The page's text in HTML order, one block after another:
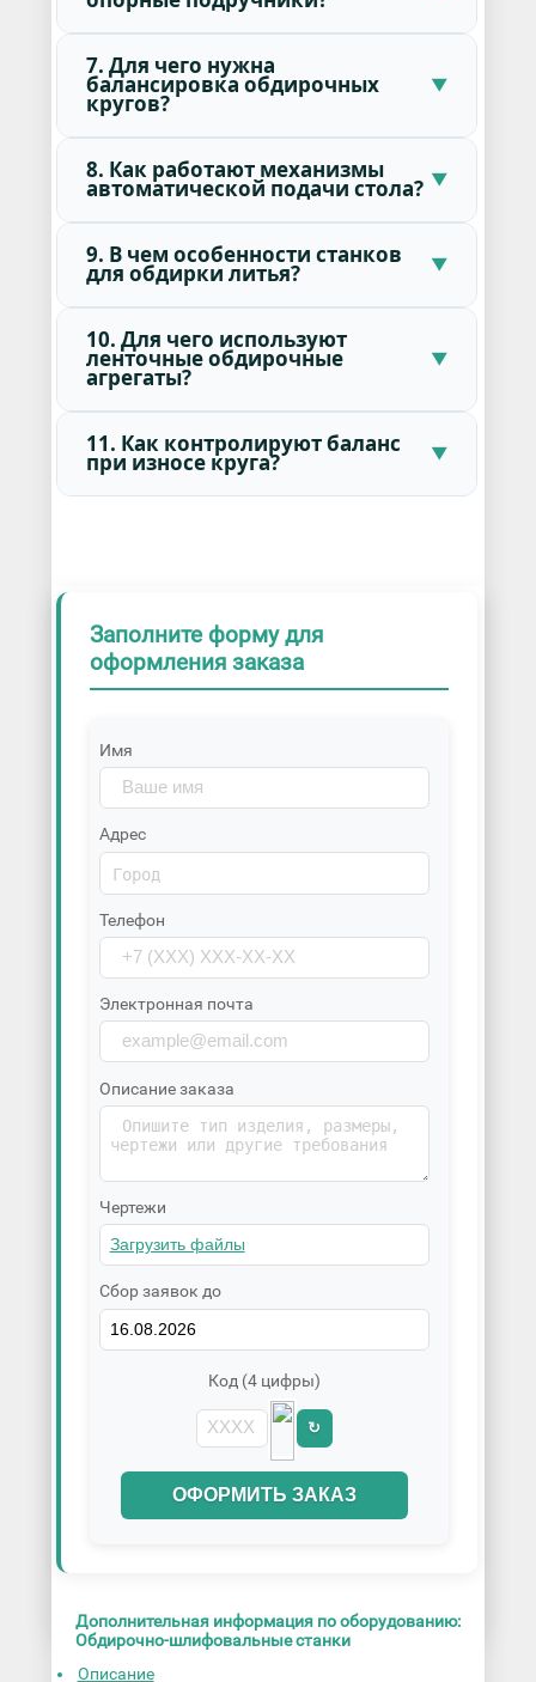
7. Для чего нужна
балансировка обдирочных
кругов?
8. Как работают механизмы
автоматической подачи стола?
9. В чем особенности станков
для обдирки литья?
10. Для чего используют
ленточные обдирочные
агрегаты?
11. Как контролируют баланс
при износе круга?
Заполните форму для
оформления заказа
Имя
Адрес
Телефон
Электронная почта
Описание заказа
Чертежи
Сбор заявок до
Код (4 цифры)
↻
ОФОРМИТЬ ЗАКАЗ
Дополнительная информация по оборудованию:
Обдирочно-шлифовальные станки
Описание